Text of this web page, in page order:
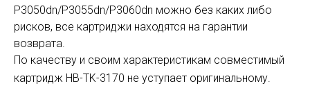
P3050dn/P3055dn/P3060dn можно без каких либо
рисков, все картриджи находятся на гарантии
возврата.
По качеству и своим характеристикам совместимый
картридж HB-TK-3170 не уступает оригинальному.